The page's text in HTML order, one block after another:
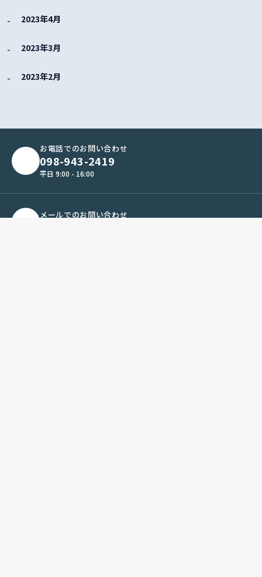
2023年4月
2023年3月
2023年2月
お電話でのお問い合わせ
098-943-2419
平日 9:00 - 16:00
メールでのお問い合わせ